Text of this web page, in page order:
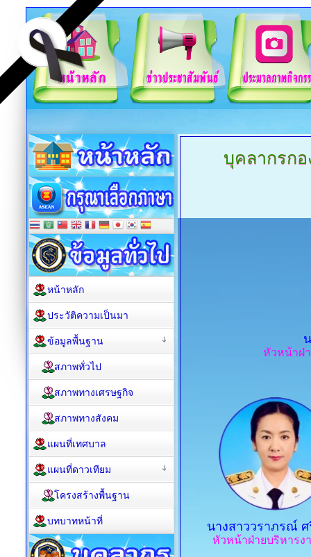
บุคลากรกอ
หัวหน้าฝ่
นางสาววราภรณ์ ศ
หัวหน้าฝ่ายบริหารง
หน้าหลัก
ประวัติความเป็นมา
ข้อมูลพื้นฐาน
สภาพทั่วไป
สภาพทางเศรษฐกิจ
สภาพทางสังคม
แผนที่เทศบาล
แผนที่ดาวเทียม
โครงสร้างพื้นฐาน
บทบาทหน้าที่